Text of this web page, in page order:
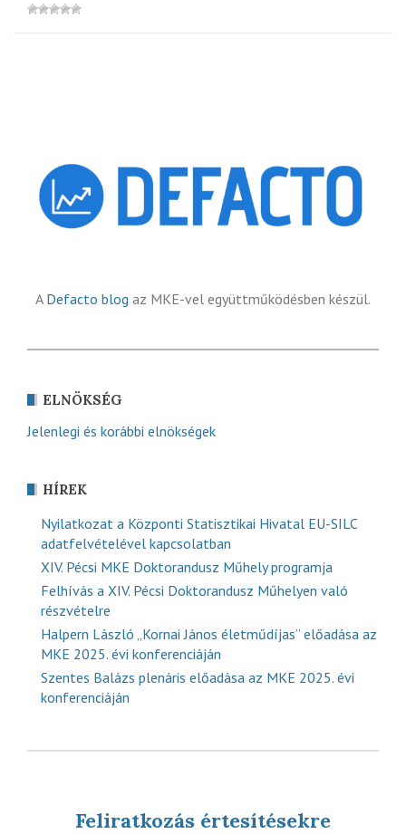
A Defacto blog az MKE-vel együttműködésben készül.
ELNÖKSÉG
Jelenlegi és korábbi elnökségek
HÍREK
Nyilatkozat a Központi Statisztikai Hivatal EU-SILC
adatfelvételével kapcsolatban
XIV. Pécsi MKE Doktorandusz Műhely programja
Felhívás a XIV. Pécsi Doktorandusz Műhelyen való
részvételre
Halpern László „Kornai János életműdíjas” előadása az
MKE 2025. évi konferenciáján
Szentes Balázs plenáris előadása az MKE 2025. évi
konferenciáján
Feliratkozás értesítésekre